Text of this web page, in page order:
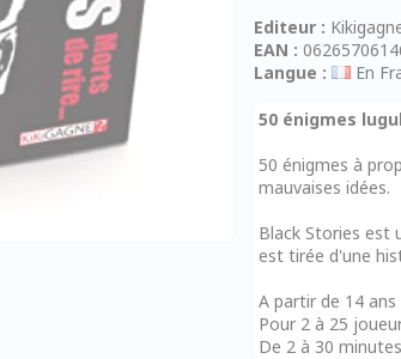
Editeur :
EAN :
Langue :
En
50 énigmes
50 énigmes à
mauvaises idées.
Black Stories est
est tirée d'une
A partir de 14 ans
Pour 2 à 25
De 2 à 30